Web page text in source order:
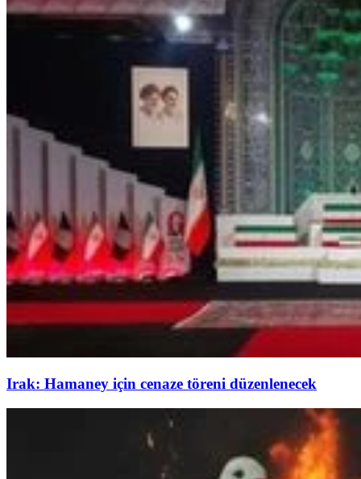
Irak: Hamaney için cenaze töreni düzenlenecek